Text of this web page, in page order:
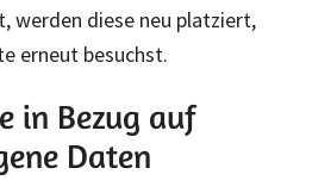
werden diese neu platziert,
erneut besuchst.
in Bezug auf
Daten